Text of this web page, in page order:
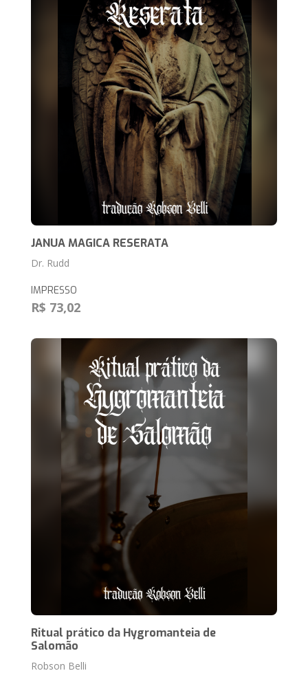
JANUA MAGICA RESERATA
Dr. Rudd
IMPRESSO
R$ 73,02
Ritual prático da Hygromanteia de
Salomão
Robson Belli